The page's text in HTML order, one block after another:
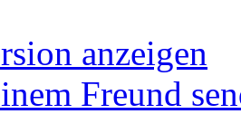
anzeigen
Freund